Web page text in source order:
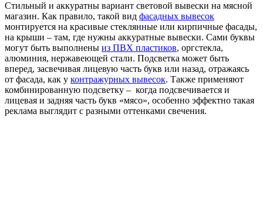
Стильный и аккуратны вариант световой вывески на мясной
магазин. Как правило, такой вид фасадных вывесок
монтируется на красивые стеклянные или кирпичные фасады,
на крыши – там, где нужны аккуратные вывески. Сами буквы
могут быть выполнены из ПВХ пластиков, оргстекла,
алюминия, нержавеющей стали. Подсветка может быть
вперед, засвечивая лицевую часть букв или назад, отражаясь
от фасада, как у контражурных вывесок. Также применяют
комбинированную подсветку – когда подсвечивается и
лицевая и задняя часть букв «мясо», особенно эффектно такая
реклама выглядит с разными оттенками свечения.